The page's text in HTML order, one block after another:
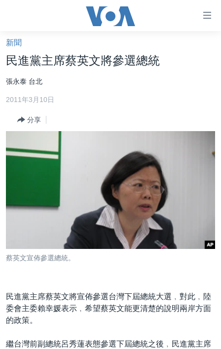
礙
鏈
跳
轉
容
轉
索
美國大選2024
港澳
台灣
美中關係
新聞自由
中國
VOA 60秒 (國際)
美國專訊
時事經緯
新聞音頻
國語
新聞
民進黨主席蔡英文將參選總統
張永泰 台北
2011年3月10日
分享
蔡英文宣佈參選總統。
民進黨主席蔡英文將宣佈參選台灣下屆總統大選﹐對此﹐陸
委會主委賴幸媛表示﹐希望蔡英文能更清楚的說明兩岸方面
的政策。
繼台灣前副總統呂秀蓮表態參選下屆總統之後﹐民進黨主席